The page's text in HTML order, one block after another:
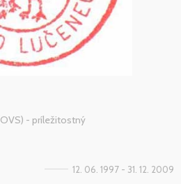
- príležitostný
12. 06. 1997 - 31. 12. 2009